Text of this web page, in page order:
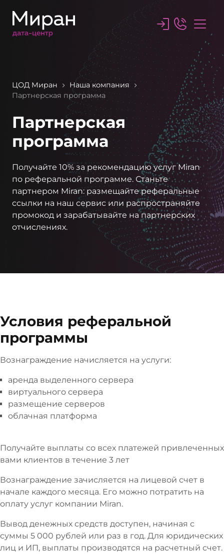
содержимому
ЦОД Миран
Наша компания
Партнерская программа
Партнерская
программа
Получайте 10% за рекомендацию услуг Miran
по реферальной программе. Станьте
партнером Miran: размещайте реферальные
ссылки на наш сервис или распространяйте
промокод и зарабатывайте на партнерских
отчислениях.
Условия реферальной
программы
Вознаграждение начисляется на услуги:
аренда выделенного сервера
виртуального сервера
размещение серверов
облачная платформа
Получайте выплаты со всех платежей привлеченных
вами клиентов в течение 3 лет
Вознаграждение зачисляется на лицевой счет в
начале каждого месяца. Его можно потратить на
оплату услуг компании Miran.
Вывод денежных средств доступен, начиная с
суммы 5 000 рублей или раз в год. Для юридических
лиц и ИП, выплаты производятся на расчетный счет.